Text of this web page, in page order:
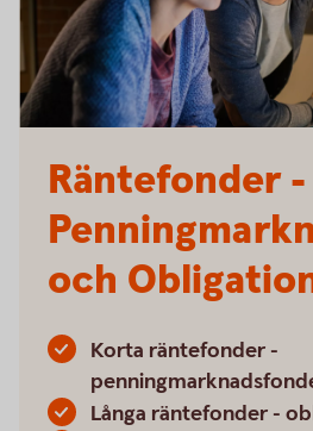
Räntefonder -
och
Korta räntefonder -
Långa räntefonder -